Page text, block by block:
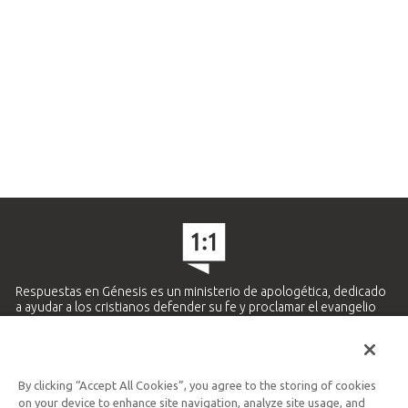
Respuestas en Génesis es un ministerio de apologética, dedicado
a ayudar a los cristianos defender su fe y proclamar el evangelio
Ministerio Hispano y Latinoamericano
By clicking “Accept All Cookies”, you agree to the storing of cookies
on your device to enhance site navigation, analyze site usage, and